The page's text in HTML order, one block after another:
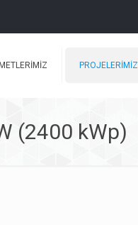
PROJELERİMİZ
(2400 kWp)